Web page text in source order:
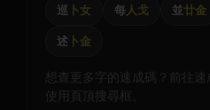
巡 卜女 每人戈 並廿金
述 卜金
想查更多字的速成碼？前往
使用頁頂搜尋框。